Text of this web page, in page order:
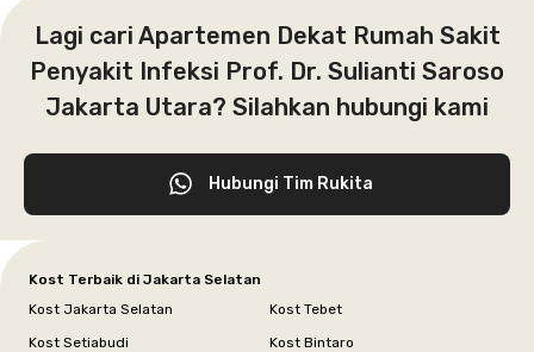
Lagi cari Apartemen Dekat Rumah Sakit
Penyakit Infeksi Prof. Dr. Sulianti Saroso
Jakarta Utara? Silahkan hubungi kami
Hubungi Tim Rukita
Kost Terbaik di Jakarta Selatan
Kost Jakarta Selatan
Kost Tebet
Kost Setiabudi
Kost Bintaro